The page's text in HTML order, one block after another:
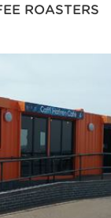
ROASTERS